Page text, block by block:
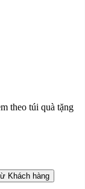
theo túi quà tặng
Khách hàng